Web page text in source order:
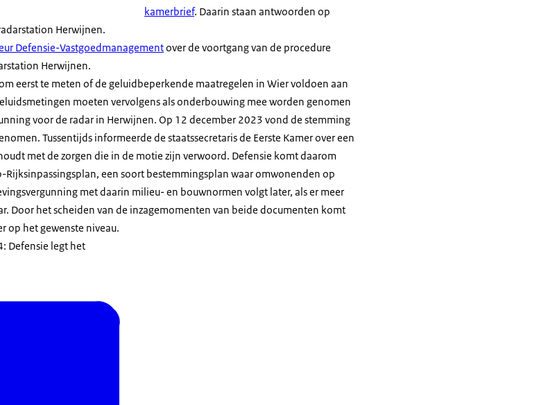
kamerbrief. Daarin staan antwoorden op
Herwijnen.
Defensie-Vastgoedmanagementover de voortgang van de procedure
Herwijnen.
eerst te meten of de geluidbeperkende maatregelen in Wier voldoen aan
moeten vervolgens als onderbouwing mee worden genomen
voor de radar in Herwijnen. Op 12 december 2023 vond de stemming
Tussentijds informeerde de staatssecretaris de Eerste Kamer over een
met de zorgen die in de motie zijn verwoord. Defensie komt daarom
een soort bestemmingsplan waar omwonenden op
met daarin milieu- en bouwnormen volgt later, als er meer
Door het scheiden van de inzagemomenten van beide documenten komt
op het gewenste niveau.
Defensie legt het